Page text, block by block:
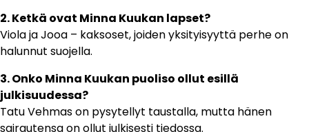
2. Ketkä ovat Minna Kuukan lapset?
Viola ja Jooa – kaksoset, joiden yksityisyyttä perhe on
halunnut suojella.
3. Onko Minna Kuukan puoliso ollut esillä
julkisuudessa?
Tatu Vehmas on pysytellyt taustalla, mutta hänen
sairautensa on ollut julkisesti tiedossa.